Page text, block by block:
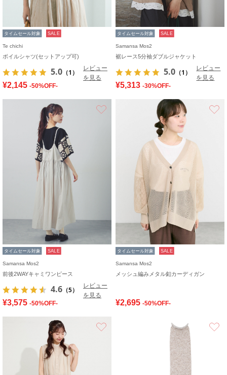
タイムセール対象 SALE
Te chichi
ボイルシャツ(セットアップ可)
5.0 （1）
レビュー
を見る
¥2,145 -50%OFF-
タイムセール対象 SALE
Samansa Mos2
裾レース5分袖ダブルジャケット
5.0 （1）
レビュー
を見る
¥5,313 -30%OFF-
タイムセール対象 SALE
Samansa Mos2
前後2WAYキャミワンピース
4.6 （5）
レビュー
を見る
¥3,575 -50%OFF-
タイムセール対象 SALE
Samansa Mos2
メッシュ編みメタル釦カーディガン
¥2,695 -50%OFF-